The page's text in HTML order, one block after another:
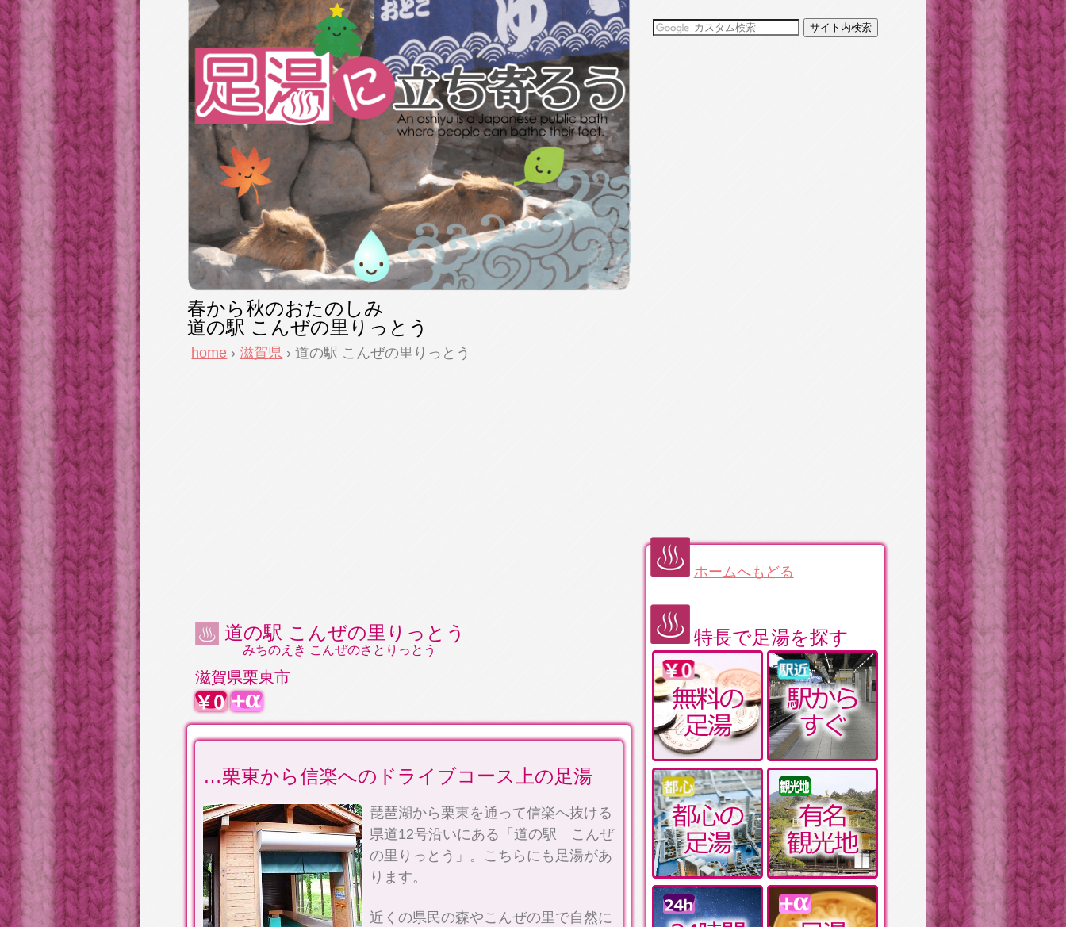
春から秋のおたのしみ
道の駅 こんぜの里りっとう
home ›滋賀県 › 道の駅 こんぜの里りっとう
道の駅 こんぜの里りっとう
みちのえき こんぜのさとりっとう
滋賀県栗東市
…栗東から信楽へのドライブコース上の足湯
琵琶湖から栗東を通って信楽へ抜ける
県道12号沿いにある「道の駅 こんぜ
の里りっとう」。こちらにも足湯があ
ります。
近くの県民の森やこんぜの里で自然に
ホームへもどる
特長で足湯を探す